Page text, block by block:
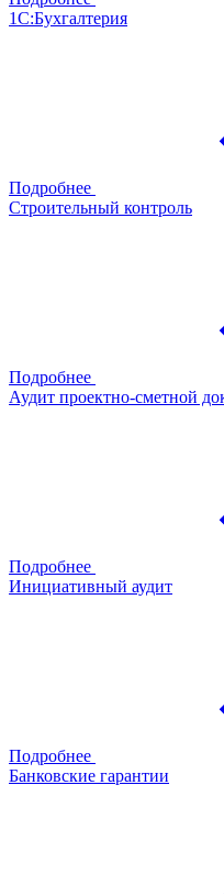
1С:Бухгалтерия
Подробнее
Строительный контроль
Подробнее
Аудит проектно-сметной
Подробнее
Инициативный аудит
Подробнее
Банковские гарантии